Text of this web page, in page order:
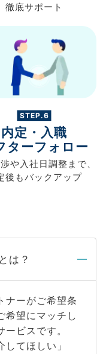
徹底サポート
STEP.6
内定・入職
ターフォロー
や入社日調整まで、
後もバックアップ
は？
ナーがご希望条
希望にマッチし
ビスです。
してほしい」